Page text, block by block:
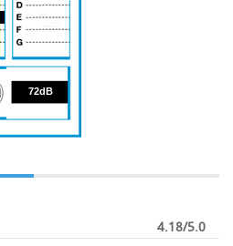
72
72dB
4.18/5.0